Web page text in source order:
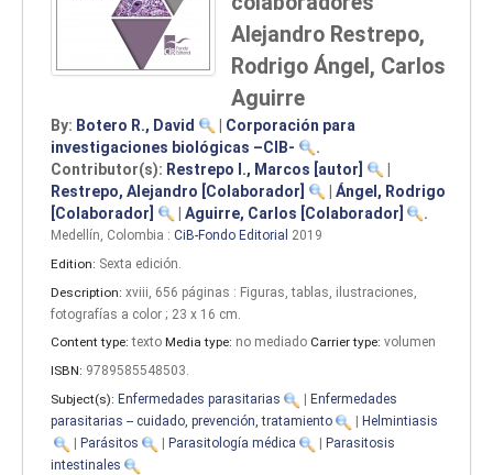
Alejandro Restrepo,
Rodrigo Ángel, Carlos
Aguirre
By: Botero R., David
Corporación para
investigaciones biológicas –CIB-
.
Contributor(s): Restrepo I., Marcos [autor]
Restrepo, Alejandro [Colaborador]
Ángel, Rodrigo
[Colaborador]
Aguirre, Carlos [Colaborador] .
Medellín, Colombia : CiB-Fondo Editorial 2019
Edition: Sexta edición
Description: xviii, 656 páginas : Figuras, tablas, ilustraciones,
fotografías a color ; 23 x 16 cm
Content type:texto Media type: no mediado Carrier type: volumen
ISBN: 9789585548503.
Subject(s): Enfermedades parasitarias
Enfermedades
parasitarias -- cuidado, prevención, tratamiento
Helmintiasis
Parásitos Parasitología médica
Parasitosis
intestinales